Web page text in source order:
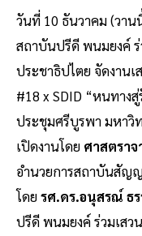
วันที่ 10 ธันวาคม (วาน
สถาบันปรีดี พนมยงค์
ประชาธิปไตย จัดงานเ
#18 x SDID “หนทา
ประชุมศรีบูรพา มหาวิ
เปิดงานโดย ศาสตรา
อำนวยการสถาบันสัญ
โดยรศ.ดร.อนุสรณ์ ธร
ปรีดี พนมยงค์ ร่วมเสว